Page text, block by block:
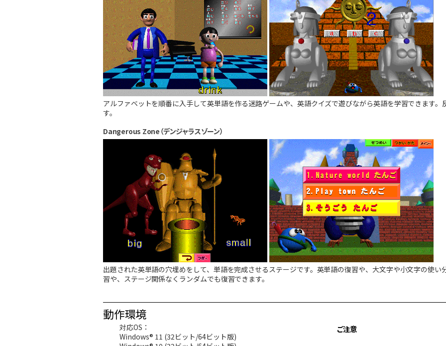
アルファベットを順番に入手して英単語を作る迷路ゲームや、英語クイズで遊びながら英語を学習できます
す。
Dangerous Zone（デンジャラスゾーン）
出題された英単語の穴埋めをして、単語を完成させるステージです。英単語の復習や、大文字や小文字の使
習や、ステージ関係なくランダムでも復習できます。
動作環境
対応OS：
Windows® 11 (32ビット/64ビット版)
ご注意